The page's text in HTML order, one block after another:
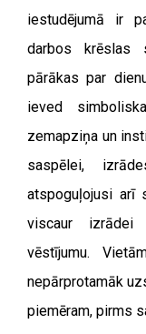
iestudējumā ir
darbos krēslas
pārākas par
ieved
zemapziņa un
saspēlei,
atspoguļojusi arī
viscaur izrādei
vēstījumu.
nepārprotamāk
piemēram, pirms